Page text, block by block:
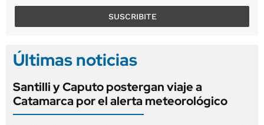
SUSCRIBITE
Últimas noticias
Santilli y Caputo postergan viaje a
Catamarca por el alerta meteorológico